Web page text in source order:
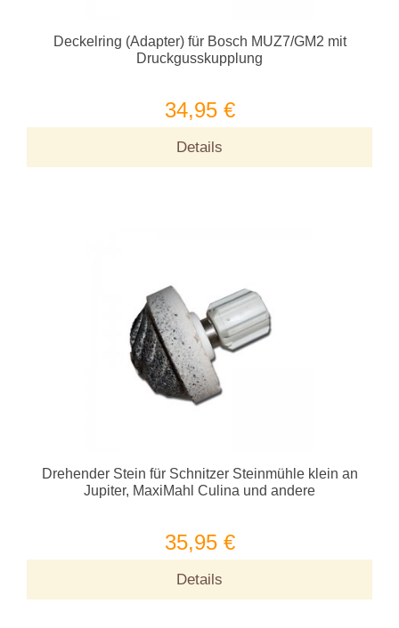
Deckelring (Adapter) für Bosch MUZ7/GM2 mit
Druckgusskupplung
34,95 €
Details
Drehender Stein für Schnitzer Steinmühle klein an
Jupiter, MaxiMahl Culina und andere
35,95 €
Details